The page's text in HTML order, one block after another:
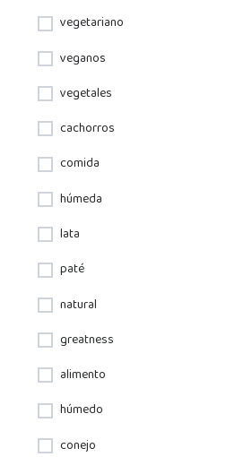
vegetariano
veganos
vegetales
cachorros
comida
húmeda
lata
paté
natural
greatness
alimento
húmedo
conejo